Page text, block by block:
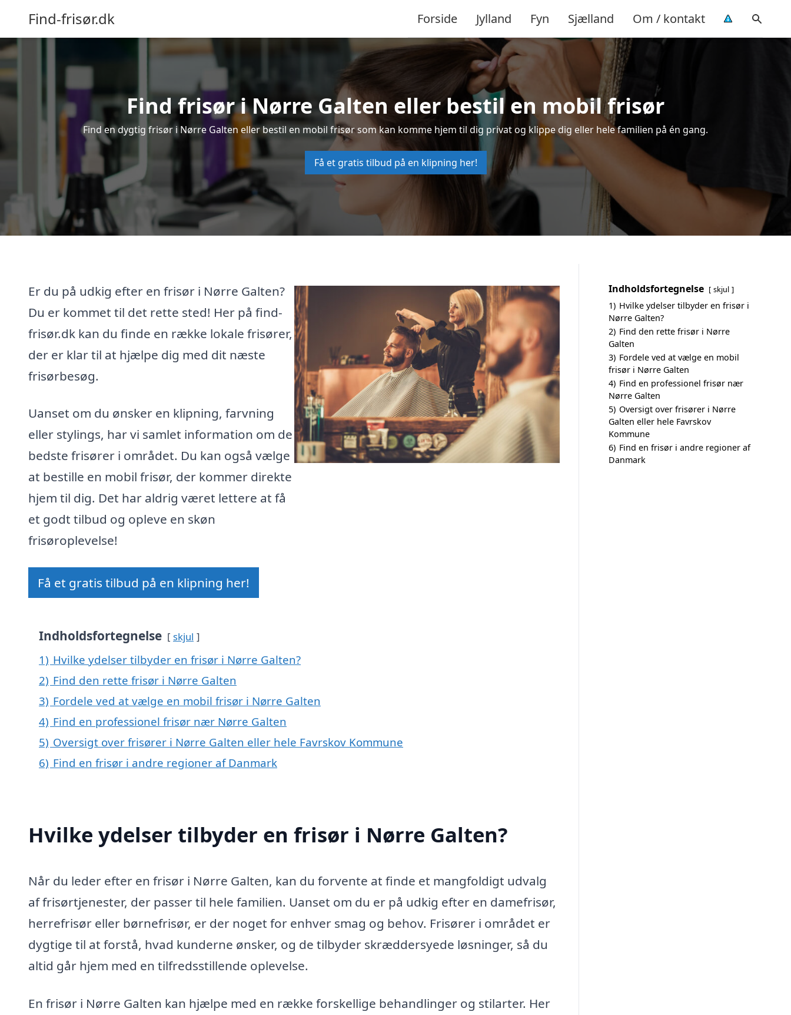
Find-frisør.dk Forside Jylland Fyn Sjælland Om / kontakt
Find frisør i Nørre Galten eller bestil en mobil frisør
Find en dygtig frisør i Nørre Galten eller bestil en mobil frisør som kan komme hjem til dig privat og klippe dig eller hele familien på én gang.
Få et gratis tilbud på en klipning her!
Er du på udkig efter en frisør i Nørre Galten?
Du er kommet til det rette sted! Her på find-
frisør.dk kan du finde en række lokale frisører,
der er klar til at hjælpe dig med dit næste
frisørbesøg.
Uanset om du ønsker en klipning, farvning
eller stylings, har vi samlet information om de
bedste frisører i området. Du kan også vælge
at bestille en mobil frisør, der kommer direkte
hjem til dig. Det har aldrig været lettere at få
et godt tilbud og opleve en skøn
frisøroplevelse!
Få et gratis tilbud på en klipning her!
Indholdsfortegnelse skjul
1) Hvilke ydelser tilbyder en frisør i Nørre Galten?
2) Find den rette frisør i Nørre Galten
3) Fordele ved at vælge en mobil frisør i Nørre Galten
4) Find en professionel frisør nær Nørre Galten
5) Oversigt over frisører i Nørre Galten eller hele Favrskov Kommune
6) Find en frisør i andre regioner af Danmark
Hvilke ydelser tilbyder en frisør i Nørre Galten?
Når du leder efter en frisør i Nørre Galten, kan du forvente at finde et mangfoldigt udvalg
af frisørtjenester, der passer til hele familien. Uanset om du er på udkig efter en damefrisør,
herrefrisør eller børnefrisør, er der noget for enhver smag og behov. Frisører i området er
dygtige til at forstå, hvad kunderne ønsker, og de tilbyder skræddersyede løsninger, så du
altid går hjem med en tilfredsstillende oplevelse.
En frisør i Nørre Galten kan hjælpe med en række forskellige behandlinger og stilarter. Her
Indholdsfortegnelse skjul
1) Hvilke ydelser tilbyder en frisør i
Nørre Galten?
2) Find den rette frisør i Nørre
Galten
3) Fordele ved at vælge en mobil
frisør i Nørre Galten
4) Find en professionel frisør nær
Nørre Galten
5) Oversigt over frisører i Nørre
Galten eller hele Favrskov
Kommune
6) Find en frisør i andre regioner af
Danmark